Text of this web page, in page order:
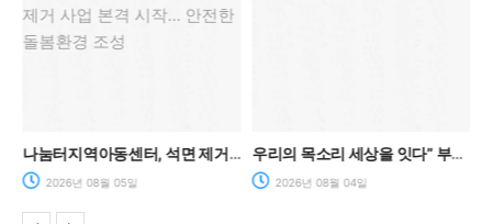
나눔터지역아동센터, 석면 제거 사업 본격 시작… 안전한 돌봄환경 조성
2026년 08월 05일
우리의 목소리 세상을 잇다” 부산 아동들, 존중과 공동체를 말하다.
2026년 08월 04일